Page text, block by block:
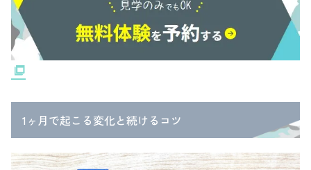
1ヶ月で起こる変化と続けるコツ